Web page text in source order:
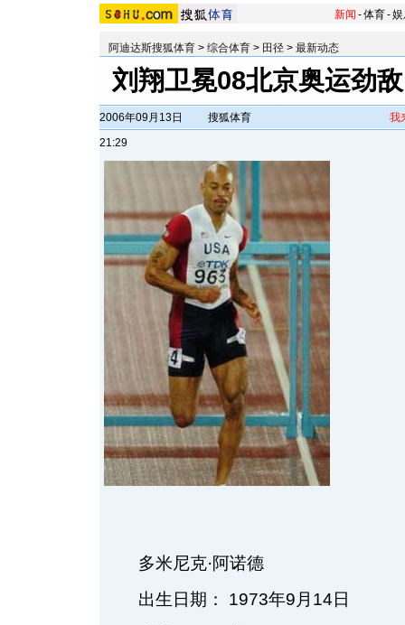
新闻 -体育-
阿迪达斯搜狐体育 > 综合体育 > 田径 > 最新动态
刘翔卫冕08北京奥运劲
2006年09月13日
21:29
搜狐体育 我
多米尼克·阿诺德
出生日期： 1973年9月14日